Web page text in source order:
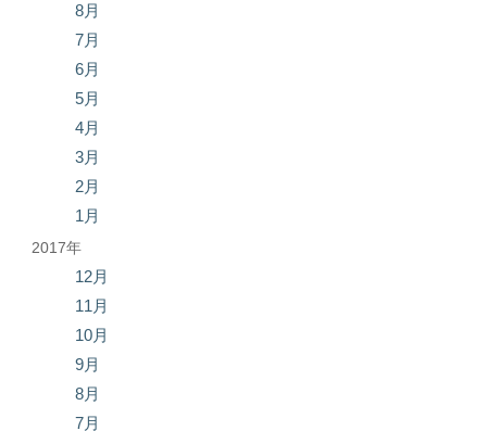
8月
7月
6月
5月
4月
3月
2月
1月
2017年
12月
11月
10月
9月
8月
7月